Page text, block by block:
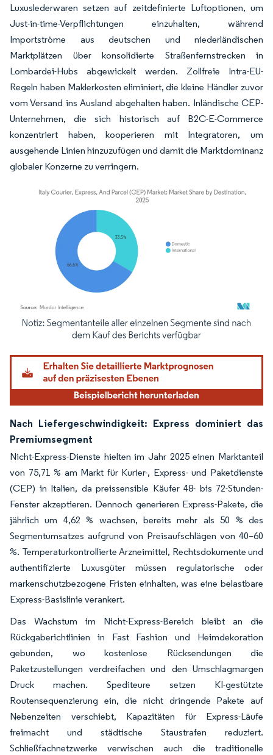
Luxuslederwaren setzen auf zeitdefinierte Luftoptionen, um
Just-in-time-Verpflichtungen einzuhalten, während
Importströme aus deutschen und niederländischen
Marktplätzen über konsolidierte Straßenfernstrecken in
Lombardei-Hubs abgewickelt werden. Zollfreie Intra-EU-
Regeln haben Maklerkosten eliminiert, die kleine Händler zuvor
vom Versand ins Ausland abgehalten haben. Inländische CEP-
Unternehmen, die sich historisch auf B2C-E-Commerce
konzentriert haben, kooperieren mit Integratoren, um
ausgehende Linien hinzuzufügen und damit die Marktdominanz
globaler Konzerne zu verringern.
Bild © Mordor Intelligence. Wiederverwendung erfordert Namensnennung
Nach Liefergeschwindigkeit: Express dominiert das
Premiumsegment
Nicht-Express-Dienste hielten im Jahr 2025 einen Marktanteil
von 75,71 % am Markt für Kurier-, Express- und Paketdienste
(CEP) in Italien, da preissensible Käufer 48- bis 72-Stunden-
Fenster akzeptieren. Dennoch generieren Express-Pakete, die
jährlich um 4,62 % wachsen, bereits mehr als 50 % des
Segmentumsatzes aufgrund von Preisaufschlägen von 40–60
%. Temperaturkontrollierte Arzneimittel, Rechtsdokumente und
authentifizierte Luxusgüter müssen regulatorische oder
markenschutzbezogene Fristen einhalten, was eine belastbare
Express-Basislinie verankert.
Das Wachstum im Nicht-Express-Bereich bleibt an die
Rückgaberichtlinien in Fast Fashion und Heimdekoration
gebunden, wo kostenlose Rücksendungen die
Paketzustellungen verdreifachen und den Umschlagmargen
Druck machen. Spediteure setzen KI-gestützte
Routensequenzierung ein, die nicht dringende Pakete auf
Nebenzeiten verschiebt, Kapazitäten für Express-Läufe
freimacht und städtische Staustrafen reduziert.
Schließfachnetzwerke verwischen auch die traditionelle